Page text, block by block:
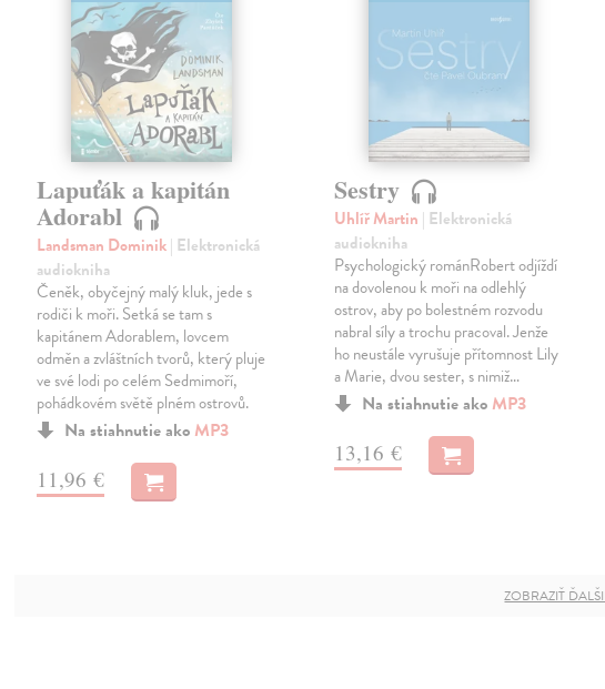
Lapuťák a kapitán
Adorabl
Landsman Dominik| Elektronická
audiokniha
Čeněk, obyčejný malý kluk, jede s
rodiči k moři. Setká se tam s
kapitánem Adorablem, lovcem
odměn a zvláštních tvorů, který pluje
ve své lodi po celém Sedmimoří,
pohádkovém světě plném ostrovů.
Na stiahnutie ako MP3
11,96 €
Sestry
Uhlíř Martin | Elektronická
audiokniha
Psychologický románRobert odjíždí
na dovolenou k moři na odlehlý
ostrov, aby po bolestném rozvodu
nabral síly a trochu pracoval. Jenže
ho neustále vyrušuje přítomnost Lily
a Marie, dvou sester, s nimiž…
Na stiahnutie ako MP3
13,16 €
ZOBRAZIŤ